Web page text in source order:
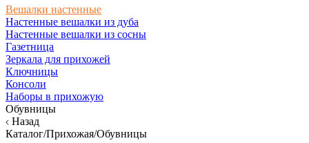
Вешалки настенные
Настенные вешалки из дуба
Настенные вешалки из сосны
Газетница
Зеркала для прихожей
Ключницы
Консоли
Наборы в прихожую
Обувницы
Назад
Каталог/Прихожая/Обувницы